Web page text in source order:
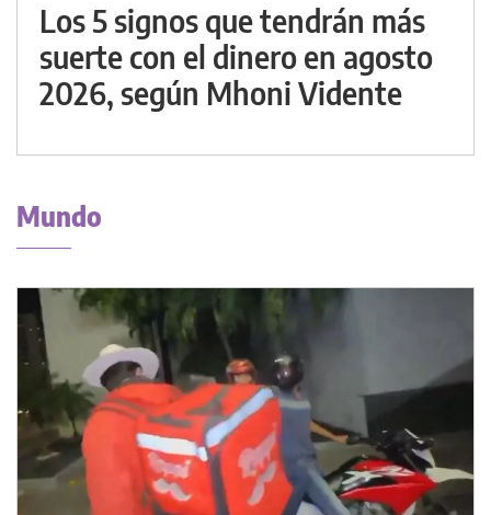
Los 5 signos que tendrán más
suerte con el dinero en agosto
2026, según Mhoni Vidente
Mundo